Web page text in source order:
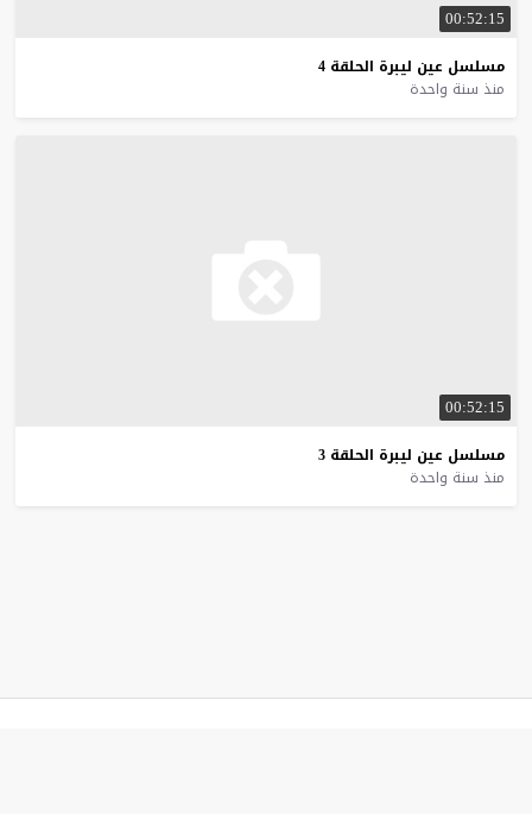
00:52:15
مسلسل عين ليبرة الحلقة 4
منذ سنة واحدة
00:52:15
مسلسل عين ليبرة الحلقة 3
منذ سنة واحدة